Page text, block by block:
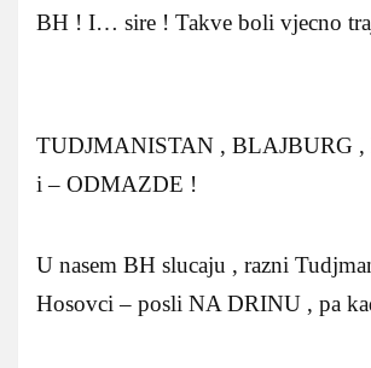
BH ! I… sire ! Takve boli vjecno
TUDJMANISTAN , BLAJBURG ,
i – ODMAZDE !
U nasem BH slucaju , razni
Hosovci – posli NA DRINU , pa